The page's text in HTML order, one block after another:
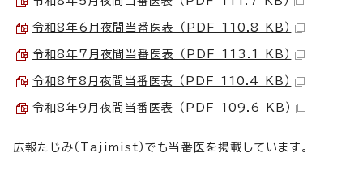
令和8年6月夜間当番医表 （PDF 110.8 KB）
令和8年7月夜間当番医表 （PDF 113.1 KB）
令和8年8月夜間当番医表 （PDF 110.4 KB）
令和8年9月夜間当番医表 （PDF 109.6 KB）
広報たじみ（Tajimist）でも当番医を掲載しています。